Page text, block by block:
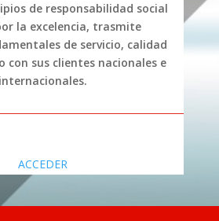
de responsabilidad social
la excelencia, trasmite
de servicio, calidad
con sus clientes nacionales e
internacionales.
ACCEDER